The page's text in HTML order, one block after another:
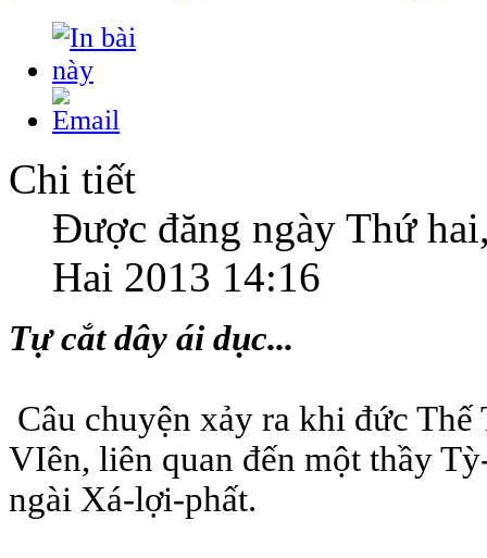
Chi tiết
Được đăng ngày Thứ
Hai 2013 14:16
Tự cắt dây ái dục...
Câu chuyện xảy ra khi đức
VIên, liên quan đến một thầy
ngài Xá-lợi-phất.